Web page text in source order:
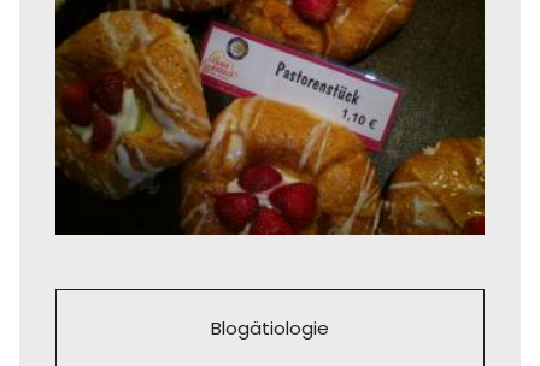
Blogätiologie